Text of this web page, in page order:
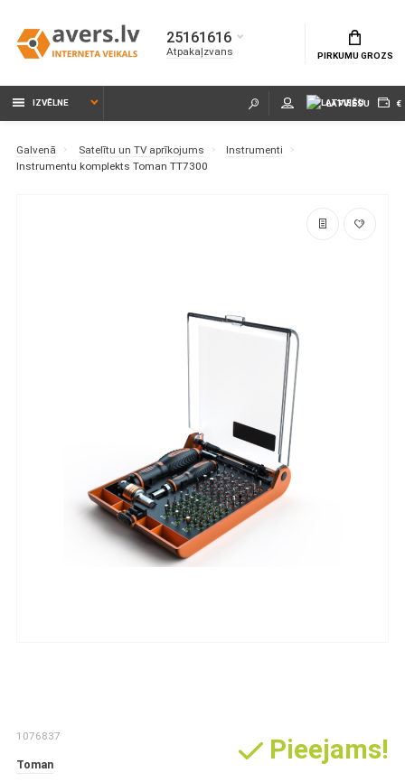
25161616
Atpakaļzvans PIRKUMU GROZS
IZVĒLNE LATVIEŠU €
Galvenā Satelītu un TV aprīkojums
Instrumenti
Instrumentu komplekts Toman TT7300
1076837
Toman Pieejams!